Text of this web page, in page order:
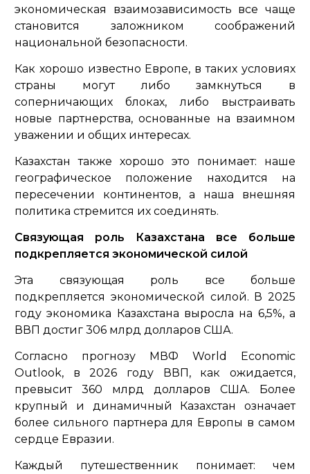
экономическая взаимозависимость все чаще
становится заложником соображений
национальной безопасности.
Как хорошо известно Европе, в таких условиях
страны могут либо замкнуться в
соперничающих блоках, либо выстраивать
новые партнерства, основанные на взаимном
уважении и общих интересах.
Казахстан также хорошо это понимает: наше
географическое положение находится на
пересечении континентов, а наша внешняя
политика стремится их соединять.
Связующая роль Казахстана все больше
подкрепляется экономической силой
Эта связующая роль все больше
подкрепляется экономической силой. В 2025
году экономика Казахстана выросла на 6,5%, а
ВВП достиг 306 млрд долларов США.
Согласно прогнозу МВФ World Economic
Outlook, в 2026 году ВВП, как ожидается,
превысит 360 млрд долларов США. Более
крупный и динамичный Казахстан означает
более сильного партнера для Европы в самом
сердце Евразии.
Каждый путешественник понимает: чем